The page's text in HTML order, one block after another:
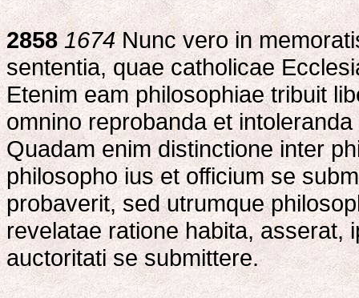
2858 1674Nunc vero in
sententia, quae catholicae
Etenim eam philosophiae tribuit
omnino reprobanda et
Quadam enim distinctione inter
philosopho ius et officium se
probaverit, sed utrumque
revelatae ratione habita, asserat,
auctoritati se submittere.